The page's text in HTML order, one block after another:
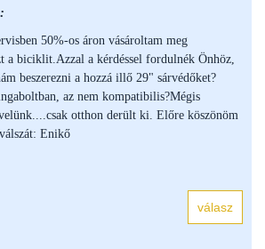
50%-os áron vásároltam meg
a biciklit.Azzal a kérdéssel fordulnék Önhöz,
beszerezni a hozzá illő 29" sárvédőket?
az nem kompatibilis?Mégis
otthon derült ki. Előre köszönöm
Enikő